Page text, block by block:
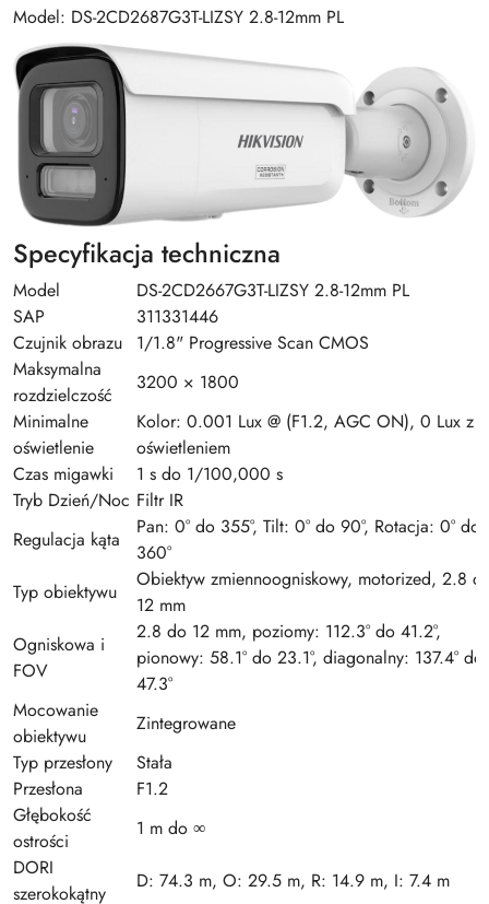
Model: DS-2CD2687G3T-LIZSY 2.8-12mm PL
Specyfikacja techniczna
Model
DS-2CD2667G3T-LIZSY 2.8-12mm PL
SAP
311331446
Czujnik obrazu
1/1.8" Progressive Scan CMOS
Maksymalna
rozdzielczość
3200 × 1800
Minimalne
oświetlenie
Kolor: 0.001 Lux @ (F1.2, AGC ON), 0 Lux z
oświetleniem
Czas migawki
1 s do 1/100,000 s
Tryb Dzień/Noc Filtr IR
Regulacja kąta
Pan: 0° do 355°, Tilt: 0° do 90°, Rotacja: 0° do
360°
Typ obiektywu
Obiektyw zmiennoogniskowy, motorized, 2.8
12 mm
Ogniskowa i
FOV
2.8 do 12 mm, poziomy: 112.3° do 41.2°,
pionowy: 58.1° do 23.1°, diagonalny: 137.4° do
47.3°
Mocowanie
obiektywu
Zintegrowane
Typ przesłony
Stała
Przesłona
F1.2
Głębokość
ostrości
1 m do ∞
DORI
szerokokątny
D: 74.3 m, O: 29.5 m, R: 14.9 m, I: 7.4 m